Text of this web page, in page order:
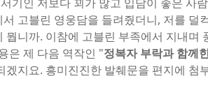
고블린 영웅담을 들려줬더니, 저를 덜
니까. 이참에 고블린 부족에서 지내며
은 제 다음 역작인 "정복자 부락과 함께
지요. 흥미진진한 발췌문을 편지에 첨